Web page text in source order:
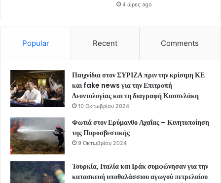
4 ώρες ago
Popular Recent Comments
Παιχνίδια στον ΣΥΡΙΖΑ πριν την κρίσιμη ΚΕ
και fake news για την Επιτροπή
Δεοντολογίας και τη διαγραφή Κασσελάκη
10 Οκτωβρίου 2024
Φωτιά στον Ερύμανθο Αχαΐας – Κινητοποίηση
της Πυροσβεστικής
9 Οκτωβρίου 2024
Τουρκία, Ιταλία και Ιράκ συμφώνησαν για την
κατασκευή υποθαλάσσιου αγωγού πετρελαίου